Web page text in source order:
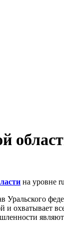
на уровне
и охватывает